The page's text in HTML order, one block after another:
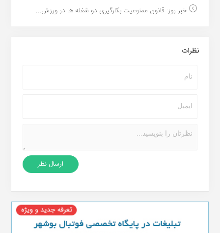
خبر روز: قانون ممنوعیت بکارگیری دو شغله ها در ورزش...
نظرات